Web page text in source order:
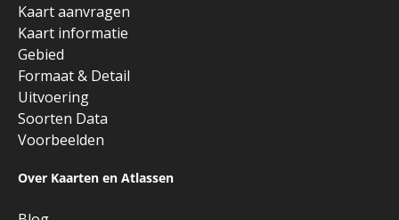
Kaart aanvragen
Kaart informatie
Gebied
Formaat & Detail
Uitvoering
Soorten Data
Voorbeelden
Over Kaarten en Atlassen